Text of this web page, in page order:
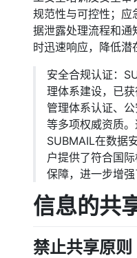
规范性与可控性；应
据泄露处理流程和通
时迅速响应，降低潜
安全合规认证：
理体系建设，已
管理体系认证、
等多项权威资质
SUBMAIL在数据
户提供了符合国
保障，进一步增强
信息的共
禁止共享原则